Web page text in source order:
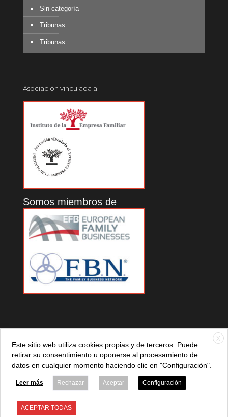
Sin categoría
Tribunas
Tribunas
Asociación vinculada a
Somos miembros de
881 |Política de privacidad|Aviso legal |Política de cookies
X
Este sitio web utiliza cookies propias y de terceros. Puede
retirar su consentimiento u oponerse al procesamiento de
datos en cualquier momento haciendo clic en "Configuración".
Leer más Rechazar Aceptar Configuración
ACEPTAR TODAS